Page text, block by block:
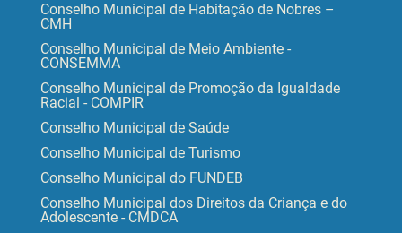
Conselho Municipal de Habitação de Nobres –
CMH
Conselho Municipal de Meio Ambiente -
CONSEMMA
Conselho Municipal de Promoção da Igualdade
Racial - COMPIR
Conselho Municipal de Saúde
Conselho Municipal de Turismo
Conselho Municipal do FUNDEB
Conselho Municipal dos Direitos da Criança e do
Adolescente - CMDCA